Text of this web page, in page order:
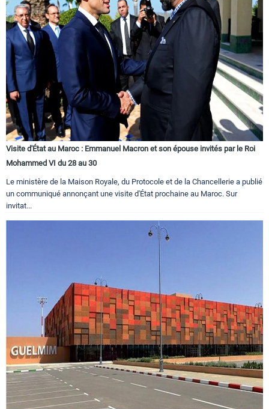
Visite d'État au Maroc : Emmanuel Macron et son épouse invités par le Roi
Mohammed VI du 28 au 30
Le ministère de la Maison Royale, du Protocole et de la Chancellerie a publié
un communiqué annonçant une visite d'État prochaine au Maroc. Sur
invitat...